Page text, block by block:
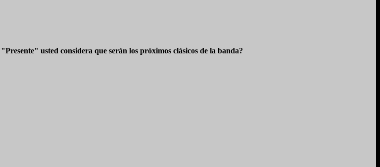
usted considera que serán los próximos clásicos de la banda?